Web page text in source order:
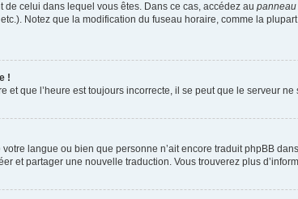
de celui dans lequel vous êtes. Dans ce cas, accédez au panneau
Notez que la modification du fuseau horaire, comme la
!
et que l’heure est toujours incorrecte, il se peut que le serveur
langue ou bien que personne n’ait encore traduit phpBB
et partager une nouvelle traduction. Vous trouverez plus